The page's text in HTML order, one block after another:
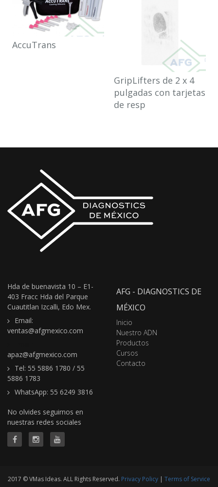
AccuTrans
GripLifters de 2 x 4
pulgadas con tarjetas
de resp
Hda de buenavista 10 – E1-
403 Fracc Hda del Parque
Cuautitlan Izcalli, Edo Mex.
Email:
ventas@afgmexico.com
apaz@afgmexico.com
Tel: 55 5886 1780 / 55
5886 1783
WhatsApp: 55 6249 3816
No olvides seguirnos en
nuestras redes sociales
AFG - DIAGNOSTICS DE
MÉXICO
Inicio
Nuestro ADN
Productos
Cursos
Contacto
2017 © VMas Ideas. ALL Rights Reserved. Privacy Policy | Terms of Service